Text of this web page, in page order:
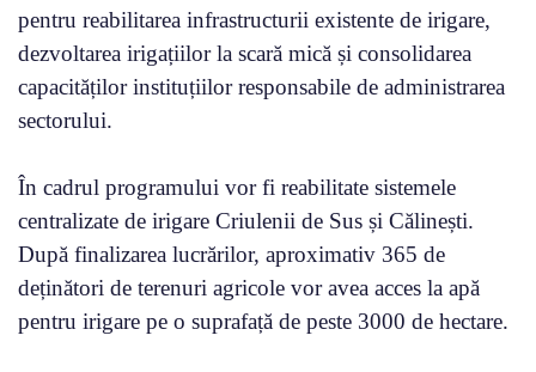
pentru reabilitarea infrastructurii existente de irigare,
dezvoltarea irigațiilor la scară mică și consolidarea
capacităților instituțiilor responsabile de administrarea
sectorului.
În cadrul programului vor fi reabilitate sistemele
centralizate de irigare Criulenii de Sus și Călinești.
După finalizarea lucrărilor, aproximativ 365 de
deținători de terenuri agricole vor avea acces la apă
pentru irigare pe o suprafață de peste 3000 de hectare.